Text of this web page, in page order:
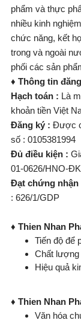
phẩm và thực
nhiều kinh
chức năng, kết
trong và ngoài
phối các sản
♦ Thông tin đă
Hạch toán : Là
khoản tiền Việt
Đăng ký : Được
số : 0105381994
Đủ điều kiện :
01-0626/HNO-
Đạt chứng nhận
: 626/1/GDP
♦ Thien Nhan
Tiến độ để
Chất
Hiệu quả
♦ Thien Nhan
Văn hóa